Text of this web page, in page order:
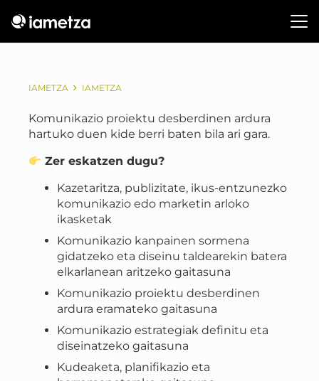
IAMETZA IAMETZA
Komunikazio proiektu desberdinen ardura
hartuko duen kide berri baten bila ari gara.
Zer eskatzen dugu?
Kazetaritza, publizitate, ikus-entzunezko
komunikazio edo marketin arloko
ikasketak
Komunikazio kanpainen sormena
gidatzeko eta diseinu taldearekin batera
elkarlanean aritzeko gaitasuna
Komunikazio proiektu desberdinen
ardura eramateko gaitasuna
Komunikazio estrategiak definitu eta
diseinatzeko gaitasuna
Kudeaketa, planifikazio eta